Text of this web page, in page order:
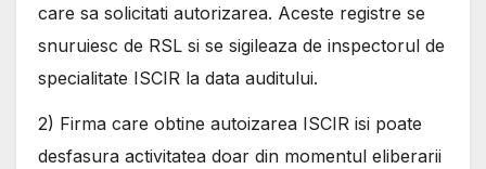
care sa solicitati autorizarea. Aceste registre se
snuruiesc de RSL si se sigileaza de inspectorul de
specialitate ISCIR la data auditului.
2) Firma care obtine autoizarea ISCIR isi poate
desfasura activitatea doar din momentul eliberarii